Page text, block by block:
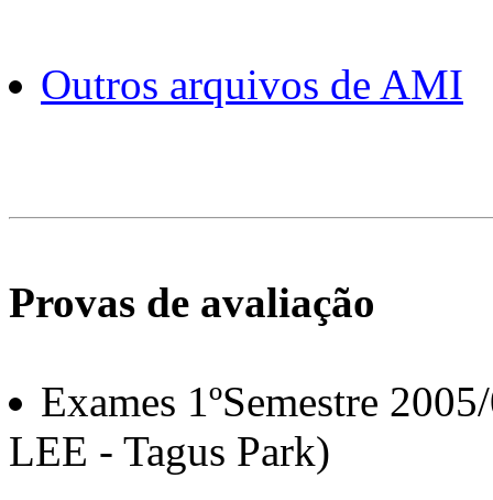
Outros arquivos de AMI
Provas de avaliação
Exames 1ºSemestre
LEE - Tagus Park)